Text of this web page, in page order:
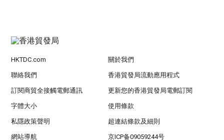
HKTDC.com 關於我們
聯絡我們 香港貿發局流動應用程式
訂閱商貿全接觸電郵通訊 更新您的香港貿發局電郵訂閱
字體大小 使用條款
私隱政策聲明 超連結條款及細則
網站導航 京ICP备09059244号